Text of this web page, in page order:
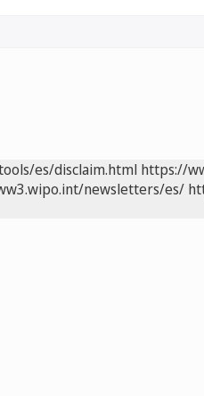
es/disclaim.html https://
newsletters/es/